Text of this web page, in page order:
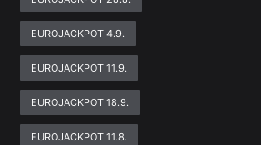
EUROJACKPOT 4.9.
EUROJACKPOT 11.9.
EUROJACKPOT 18.9.
EUROJACKPOT 11.8.